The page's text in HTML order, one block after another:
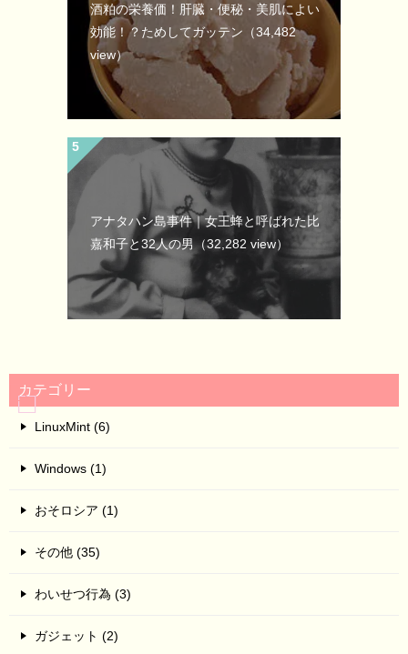
酒粕の栄養価！肝臓・便秘・美肌によい
効能！？ためしてガッテン （34,482
view）
アナタハン島事件｜女王蜂と呼ばれた比
嘉和子と32人の男（32,282 view）
カテゴリー
LinuxMint (6)
Windows (1)
おそロシア (1)
その他 (35)
わいせつ行為 (3)
ガジェット (2)